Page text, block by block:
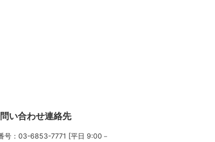
い合わせ連絡先
号：03-6853-7771 [平日 9:00－